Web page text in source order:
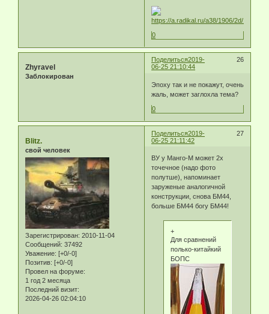
0
Поделиться 26
2019-
06-25 21:10:44
Zhyravel
Заблокирован
Эпоху так и не покажут, очень
жаль, может заглохла тема?
0
Поделиться 27
2019-
06-25 21:11:42
Blitz.
свой человек
Зарегистрирован: 2010-11-04
Сообщений: 37492
Уважение: [+0/-0]
Позитив: [+0/-0]
Провел на форуме:
1 год 2 месяца
Последний визит:
2026-04-26 02:04:10
ВУ у Манго-М может 2х
точечное (надо фото
полутше), напоминает
заруженые аналогичной
конструкции, снова БМ44,
больше БМ44 богу БМ44!
+
Для сравнений
полько-китайкий
БОПС